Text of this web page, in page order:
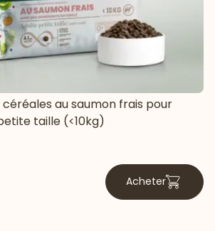
au saumon frais pour
taille (<10kg)
Acheter